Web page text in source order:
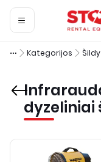
Kategorijos
dyzeliniai